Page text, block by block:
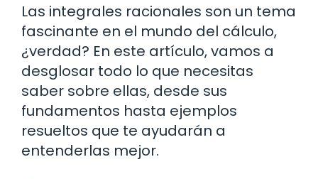
Las integrales racionales son un tema
fascinante en el mundo del cálculo,
¿verdad? En este artículo, vamos a
desglosar todo lo que necesitas
saber sobre ellas, desde sus
fundamentos hasta ejemplos
resueltos que te ayudarán a
entenderlas mejor.